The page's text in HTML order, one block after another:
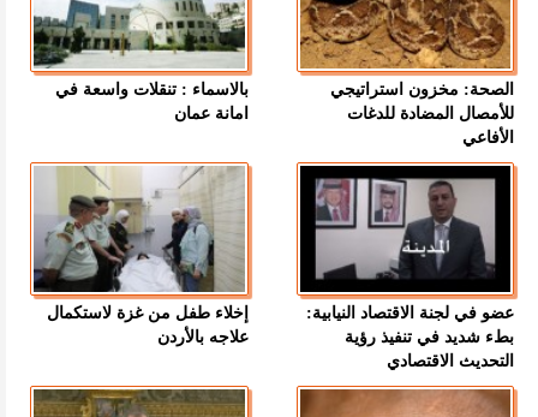
الصحة: مخزون استراتيجي
للأمصال المضادة للدغات
الأفاعي
بالاسماء : تنقلات واسعة في
امانة عمان
عضو في لجنة الاقتصاد النيابية:
بطء شديد في تنفيذ رؤية
التحديث الاقتصادي
إخلاء طفل من غزة لاستكمال
علاجه بالأردن